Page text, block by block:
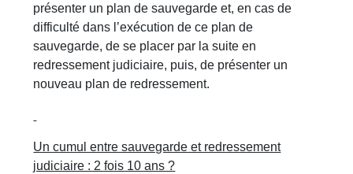
présenter un plan de sauvegarde et, en cas de
difficulté dans l’exécution de ce plan de
sauvegarde, de se placer par la suite en
redressement judiciaire, puis, de présenter un
nouveau plan de redressement.
Un cumul entre sauvegarde et redressement
judiciaire : 2 fois 10 ans ?